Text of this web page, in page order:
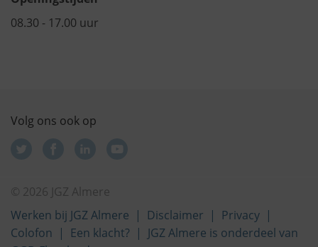
08.30 - 17.00 uur
Volg ons ook op
© 2026 JGZ Almere
Werken bij JGZ Almere
Disclaimer
Privacy
Colofon
Een klacht?
JGZ Almere is onderdeel van